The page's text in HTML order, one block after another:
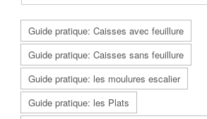
Guide pratique: Caisses avec feuillure
Guide pratique: Caisses sans feuillure
Guide pratique: les moulures escalier
Guide pratique: les Plats